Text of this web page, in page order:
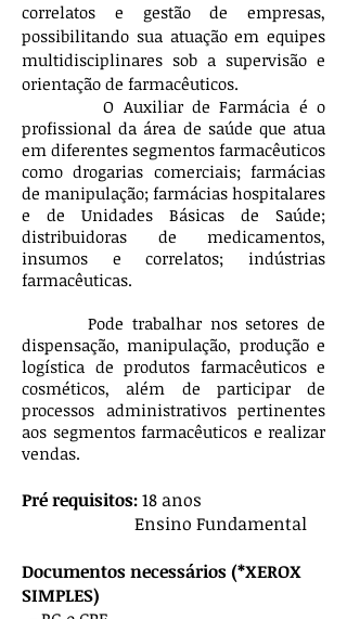
correlatos e gestão de empresas,
possibilitando sua atuação em equipes
multidisciplinares sob a supervisão e
orientação de farmacêuticos.
O Auxiliar de Farmácia é o
profissional da área de saúde que atua
em diferentes segmentos farmacêuticos
como drogarias comerciais; farmácias
de manipulação; farmácias hospitalares
e de Unidades Básicas de Saúde;
distribuidoras de medicamentos,
insumos e correlatos; indústrias
farmacêuticas.
Pode trabalhar nos setores de
dispensação, manipulação, produção e
logística de produtos farmacêuticos e
cosméticos, além de participar de
processos administrativos pertinentes
aos segmentos farmacêuticos e realizar
vendas.
Pré requisitos:18 anos
Ensino Fundamental
Documentos necessários (*XEROX
SIMPLES)